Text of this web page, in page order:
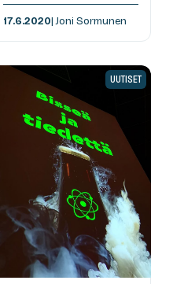
17.6.2020| Joni Sormunen
UUTISET